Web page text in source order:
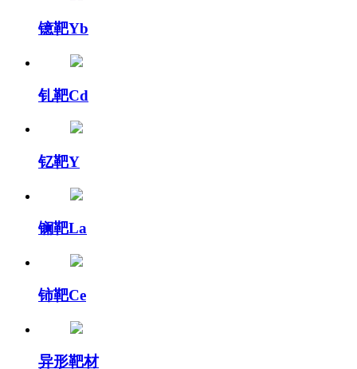
镱靶Yb
钆靶Cd
钇靶Y
镧靶La
铈靶Ce
异形靶材